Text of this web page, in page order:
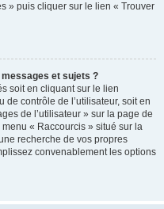
» puis cliquer sur le lien « Trouver
et sujets ?
soit en cliquant sur le lien
contrôle de l’utilisateur, soit en
de l’utilisateur » sur la page de
« Raccourcis » situé sur la
recherche de vos propres
convenablement les options